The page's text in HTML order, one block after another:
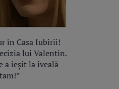
în Casa Iubirii!
lui Valentin.
a ieșit la iveală